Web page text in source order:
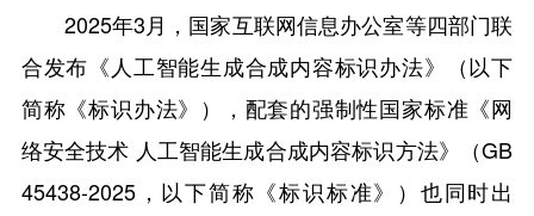
2025年3月，国家互联网信息办公室等四部门联
合发布《人工智能生成合成内容标识办法》（以下
简称《标识办法》），配套的强制性国家标准《网
络安全技术 人工智能生成合成内容标识方法》（GB
45438-2025，以下简称《标识标准》）也同时出